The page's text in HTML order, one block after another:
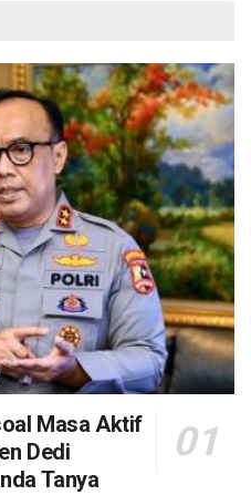
Masa Aktif
Dedi
Tanya